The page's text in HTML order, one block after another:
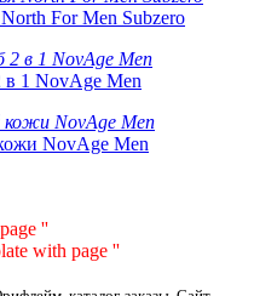
For Men Subzero
в 1 NovAge Men
NovAge Men
''
with page ''